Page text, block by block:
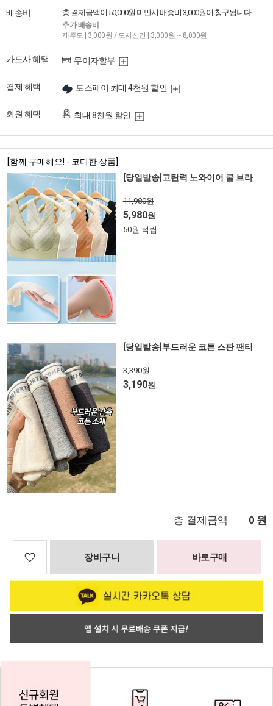
배송비 총 결제금액이 50,000원 미만시 배송비 3,000원이 청구됩니다.
추가 배송비
제주도 | 3,000원 / 도서산간 | 3,000원 ~ 8,000원
카드사 혜택 무이자할부
결제 혜택 토스페이 최대 4천원 할인
회원 혜택 최대 8천원 할인
[함께 구매해요! - 코디한 상품]
[당일발송]고탄력 노와이어 쿨 브라
11,980원
5,980원
50원 적립
[당일발송]부드러운 코튼 스판 팬티
3,390원
3,190원
총 결제금액 0 원
장바구니 바로구매